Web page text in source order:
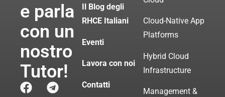
e parla
con un
nostro
Tutor!
Il Blog degli
RHCE Italiani
Eventi
Lavora con noi
Contatti
Cloud-Native App
Platforms
Hybrid Cloud
Infrastructure
Management &